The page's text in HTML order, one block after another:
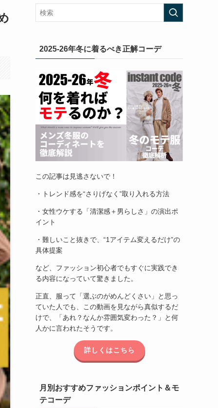
2025-26年冬に着るべき正解コーデ
この記事は見逃さないで！
・トレンド感を“さりげなく”取り入れる方法
・女性ウケする「清潔感＋男らしさ」の演出ポ
イント
・難しいこと抜きで、“1アイテム変えるだけ”の
具体提案
など、ファッション初心者でもすぐに実践でき
る内容になっていて驚きました。
正直、服って「選ぶのがめんどくさい」と思っ
ていた人でも、この動画を見ながら真似するだ
けで、「あれ？なんか雰囲気変わった？」と何
人かに言われたそうです。
詳しくはこちら
月別おすすめファッションポイント＆モ
テコーデ